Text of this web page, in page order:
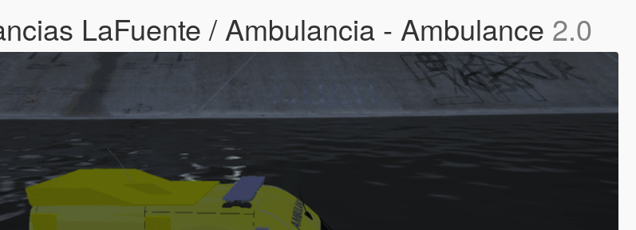
LaFuente / Ambulancia - Ambulance 2.0